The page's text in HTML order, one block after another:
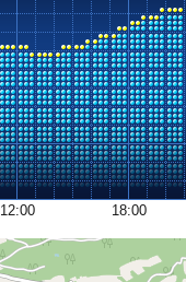
12:00 18:00